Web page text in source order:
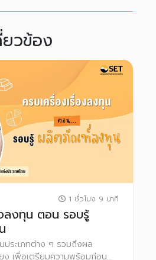
วข้อง
1 ชั่วโมง 9 นาที
ลงทุน ตอน รอบรู้
ประเภทต่าง ๆ รวมถึงผล
ง เพื่อเตรียมความพร้อมก่อน